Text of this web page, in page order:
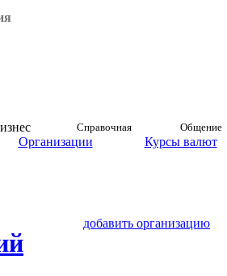
Справочная Общение
Организации Курсы валют
добавить организацию